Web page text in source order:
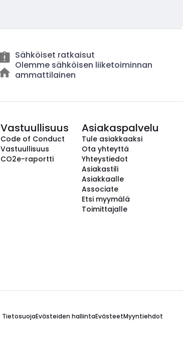
Sähköiset ratkaisut
Olemme sähköisen liiketoiminnan
ammattilainen
Vastuullisuus
Code of Conduct
Vastuullisuus
CO2e-raportti
Asiakaspalvelu
Tule asiakkaaksi
Ota yhteyttä
Yhteystiedot
Asiakastili
Asiakkaalle
Associate
Etsi myymälä
Toimittajalle
TietosuojaEvästeiden hallintaEvästeetMyyntiehdot